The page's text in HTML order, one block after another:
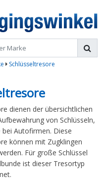
Schlüsseltresore
dienen der übersichtlichen
von Schlüsseln,
bei Autofirmen. Diese
können mit Zugklingen
Für große Schlüssel
ist dieser Tresortyp